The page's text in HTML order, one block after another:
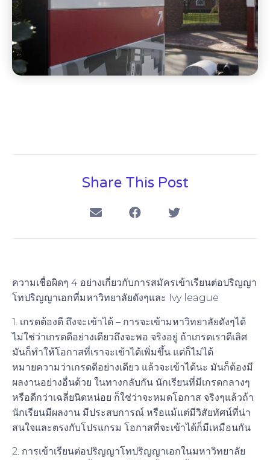
Share This Post
ความเชื่อผิดๆ 4 อย่างเกี่ยวกับการสมัครเข้าเรียนต่อปริญญา
โทปริญญาเอกที่มหาวิทยาลัยดังๆและ Ivy league
1. เกรดต้องดี ถึงจะเข้าได้ – การจะเข้ามหาวิทยาลัยดังๆได้
ไม่ใช่ว่าเกรดดีอย่างเดียวถึงจะพอ จริงอยู่ ถ้าเกรดเราดีเลิศ
มันก็ทำให้โอกาสที่เราจะเข้าได้เพิ่มขึ้น แต่ก็ไม่ได้
หมายความว่าเกรดดีอย่างเดียว แล้วจะเข้าได้นะ มันก็ต้องมี
ผลงานอย่างอื่นด้วย ในทางกลับกัน นักเรียนที่มีเกรดกลางๆ
หรือดีกว่าเฉลี่ยนิดหน่อย ก็ใช่ว่าจะหมดโอกาส จริงๆแล้วถ้า
นักเรียนมีผลงาน มีประสบการณ์ หรือแม้แต่มีวิสัยทัศน์ที่น่า
สนใจและตรงกับโปรแกรม โอกาสที่จะเข้าได้ก็มีเหมือนกัน
2. การเข้าเรียนต่อปริญญาโทปริญญาเอกในมหาวิทยาลัย